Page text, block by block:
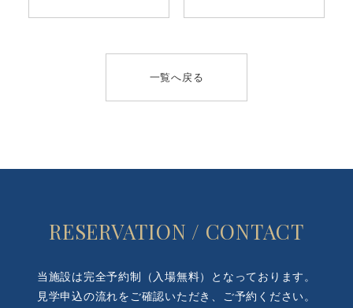
一覧へ戻る
RESERVATION / CONTACT
当施設は完全予約制（入場無料）となっております。
見学申込の流れをご確認いただき、ご予約ください。